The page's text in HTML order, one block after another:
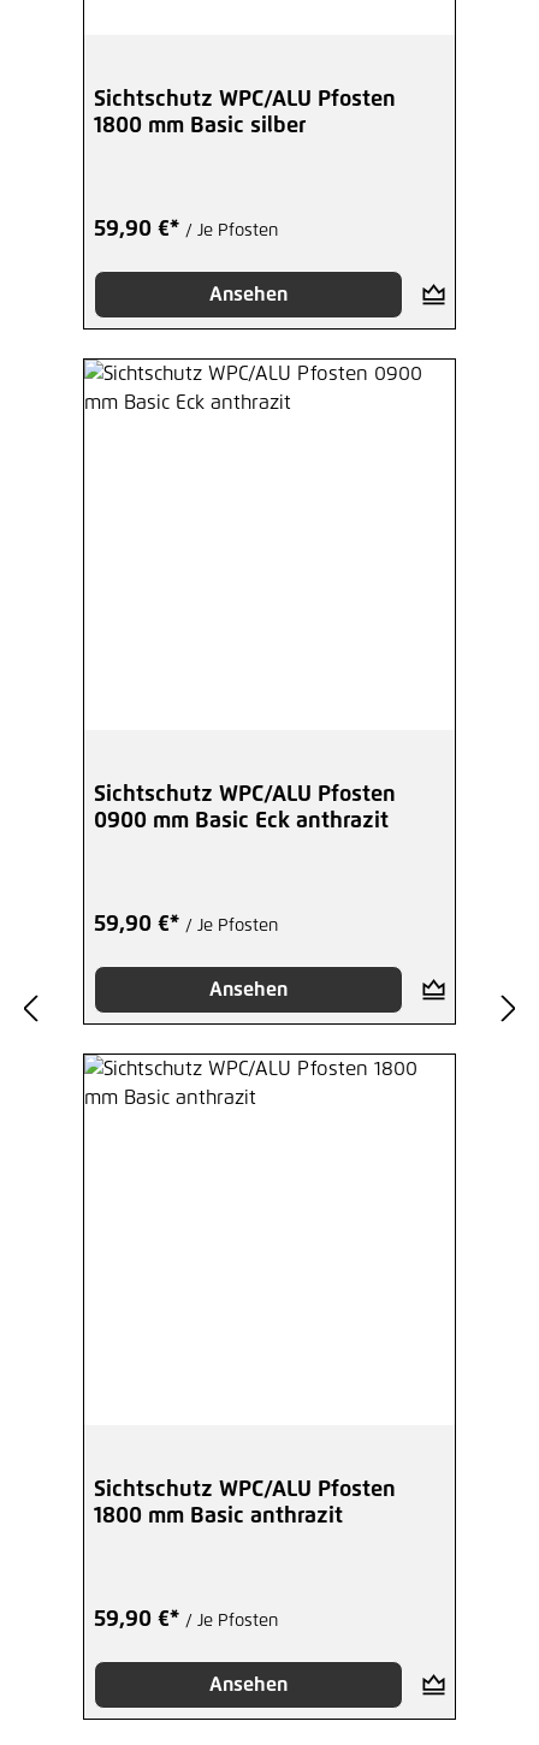
Sichtschutz WPC/ALU Pfosten
1800 mm Basic silber
59,90 €* / Je Pfosten
Ansehen
Sichtschutz WPC/ALU Pfosten
0900 mm Basic Eck anthrazit
59,90 €* / Je Pfosten
Ansehen
Sichtschutz WPC/ALU Pfosten
1800 mm Basic anthrazit
59,90 €* / Je Pfosten
Ansehen